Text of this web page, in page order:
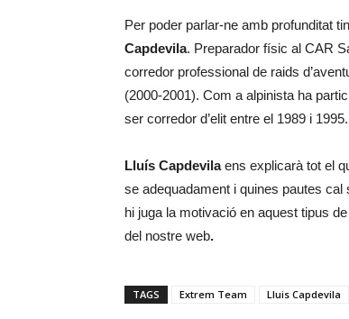
Per poder parlar-ne amb profunditat
Capdevila. Preparador físic al CAR
corredor professional de raids
(2000-2001). Com a alpinista ha
ser corredor d’elit entre el 1989 i
Lluís Capdevilaens explicarà tot el
se adequadament i quines pautes
hi juga la motivació en aquest tipus
del nostre web.
TAGS Extrem Team Lluis Capdevila